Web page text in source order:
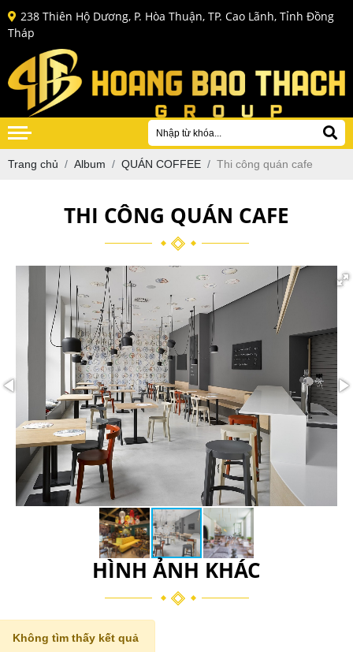
238 Thiên Hộ Dương, P. Hòa Thuận, TP. Cao Lãnh, Tỉnh Ðồng
Tháp
Trang chủ Album QUÁN COFFEE Thi công quán cafe
THI CÔNG QUÁN CAFE
HÌNH ẢNH KHÁC
Không tìm thấy kết quả